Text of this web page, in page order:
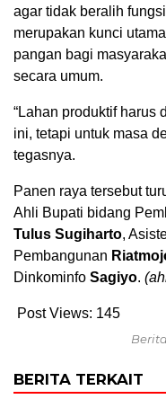
agar tidak beralih
merupakan kunci
pangan bagi
secara umum.
“Lahan produktif harus
ini, tetapi untuk masa
tegasnya.
Panen raya tersebut
Ahli Bupati bidang
Tulus Sugiharto,
Pembangunan
Dinkominfo Sagiyo.
Post Views: 145
BERITA TERKAIT